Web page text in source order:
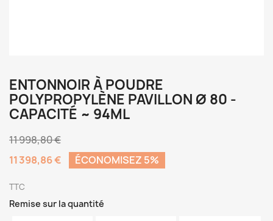
ENTONNOIR À POUDRE
POLYPROPYLÈNE PAVILLON Ø 80 -
CAPACITÉ ~ 94ML
11 998,80 €
11 398,86 €
ÉCONOMISEZ 5%
TTC
Remise sur la quantité